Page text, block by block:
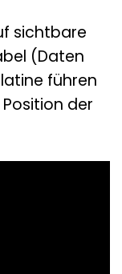
sichtbare
(Daten
führen
der